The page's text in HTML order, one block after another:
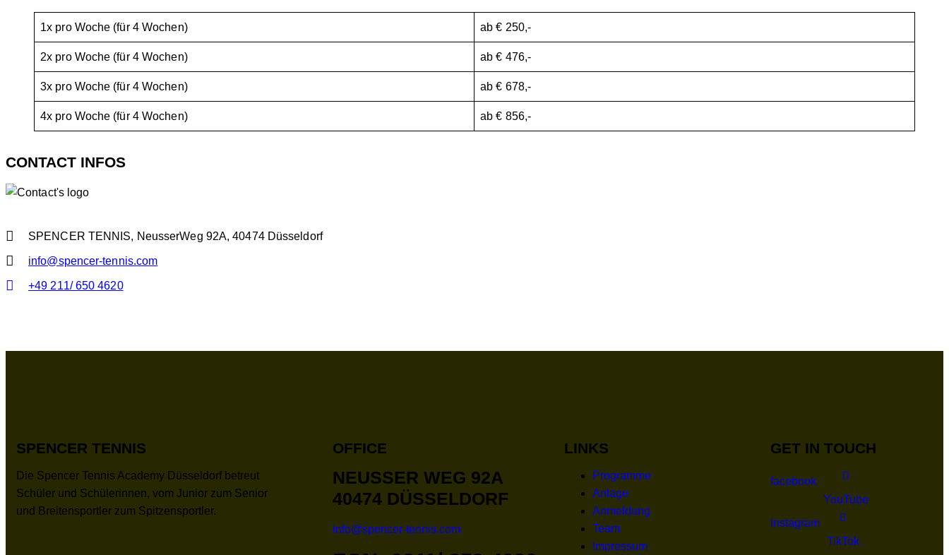
1x pro Woche (für 4 Wochen) ab € 250,-
2x pro Woche (für 4 Wochen) ab € 476,-
3x pro Woche (für 4 Wochen) ab € 678,-
4x pro Woche (für 4 Wochen) ab € 856,-
CONTACT INFOS
SPENCER TENNIS, NeusserWeg 92A, 40474 Düsseldorf
info@spencer-tennis.com
+49 211/ 650 4620
SPENCER TENNIS
Die Spencer Tennis Academy Düsseldorf betreut
Schüler und Schülerinnen, vom Junior zum Senior
und Breitensportler zum Spitzensportler.
OFFICE
NEUSSER WEG 92A
40474 DÜSSELDORF
info@spencer-tennis.com
LINKS
Programme
Anlage
Anmeldung
Team
Impressum
GET IN TOUCH
facebook
YouTube
Instagram
TikTok